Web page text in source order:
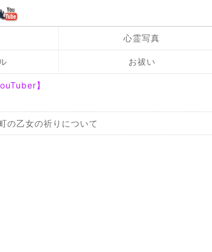
心霊写真
お祓い
】
の乙女の祈りについて